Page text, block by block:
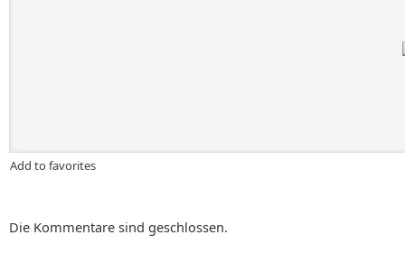
Add to favorites
Die Kommentare sind geschlossen.